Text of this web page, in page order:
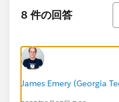
8 件の回答
James Emery (Georgia